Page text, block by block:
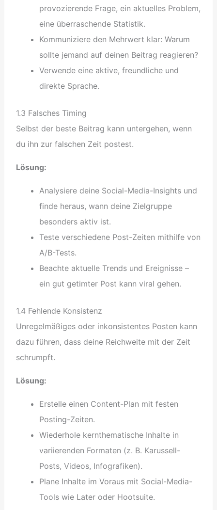
provozierende Frage, ein aktuelles Problem,
eine überraschende Statistik.
Kommuniziere den Mehrwert klar: Warum
sollte jemand auf deinen Beitrag reagieren?
Verwende eine aktive, freundliche und
direkte Sprache.
1.3 Falsches Timing
Selbst der beste Beitrag kann untergehen, wenn
du ihn zur falschen Zeit postest.
Lösung:
Analysiere deine Social-Media-Insights und
finde heraus, wann deine Zielgruppe
besonders aktiv ist.
Teste verschiedene Post-Zeiten mithilfe von
A/B-Tests.
Beachte aktuelle Trends und Ereignisse –
ein gut getimter Post kann viral gehen.
1.4 Fehlende Konsistenz
Unregelmäßiges oder inkonsistentes Posten kann
dazu führen, dass deine Reichweite mit der Zeit
schrumpft.
Lösung:
Erstelle einen Content-Plan mit festen
Posting-Zeiten.
Wiederhole kernthematische Inhalte in
variierenden Formaten (z. B. Karussell-
Posts, Videos, Infografiken).
Plane Inhalte im Voraus mit Social-Media-
Tools wie Later oder Hootsuite.